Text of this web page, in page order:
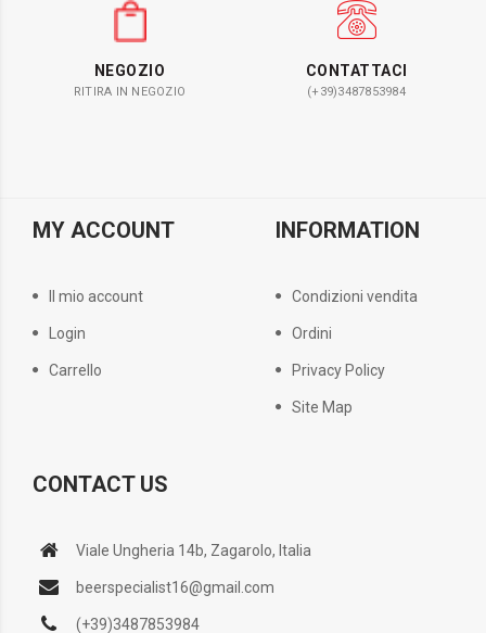
NEGOZIO
RITIRA IN NEGOZIO
CONTATTACI
(+39)3487853984
MY ACCOUNT
Il mio account
Login
Carrello
INFORMATION
Condizioni vendita
Ordini
Privacy Policy
Site Map
CONTACT US
Viale Ungheria 14b, Zagarolo, Italia
beerspecialist16@gmail.com
(+39)3487853984